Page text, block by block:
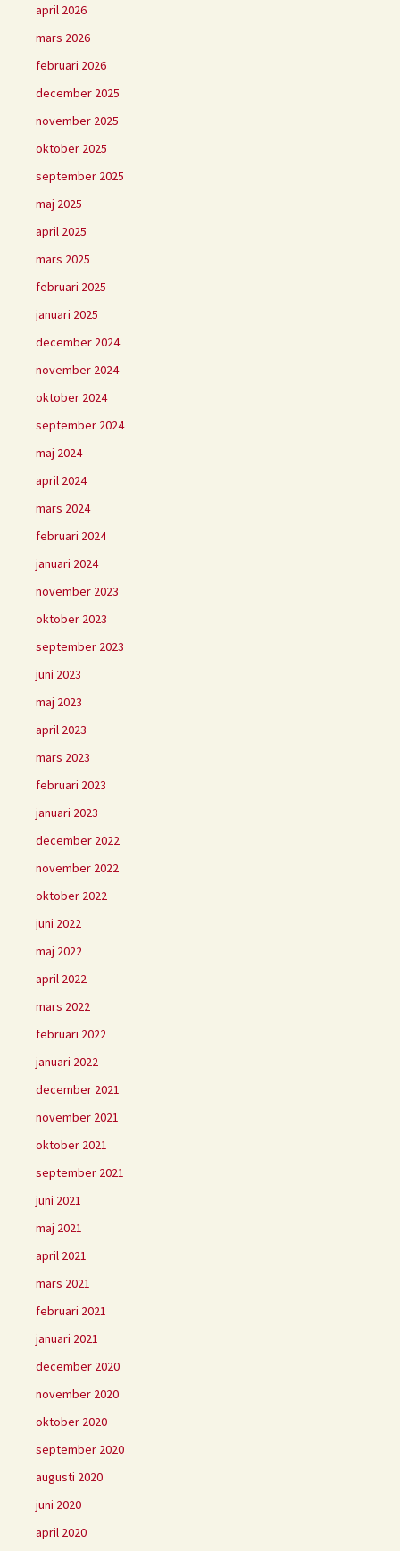
april 2026
mars 2026
februari 2026
december 2025
november 2025
oktober 2025
september 2025
maj 2025
april 2025
mars 2025
februari 2025
januari 2025
december 2024
november 2024
oktober 2024
september 2024
maj 2024
april 2024
mars 2024
februari 2024
januari 2024
november 2023
oktober 2023
september 2023
juni 2023
maj 2023
april 2023
mars 2023
februari 2023
januari 2023
december 2022
november 2022
oktober 2022
juni 2022
maj 2022
april 2022
mars 2022
februari 2022
januari 2022
december 2021
november 2021
oktober 2021
september 2021
juni 2021
maj 2021
april 2021
mars 2021
februari 2021
januari 2021
december 2020
november 2020
oktober 2020
september 2020
augusti 2020
juni 2020
april 2020